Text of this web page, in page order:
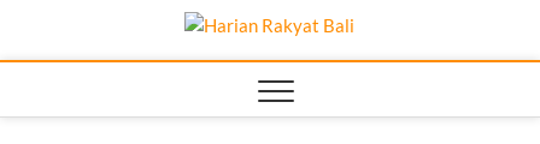
content
Harian
Rakyat
SEMANGAT